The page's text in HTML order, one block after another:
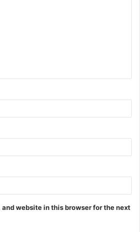
website in this browser for the next